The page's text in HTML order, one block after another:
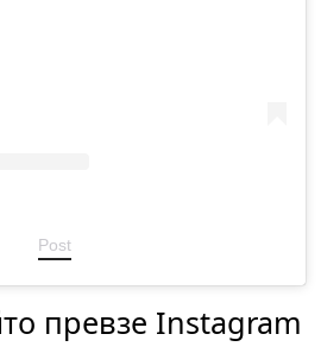
Post
превзе Instagram